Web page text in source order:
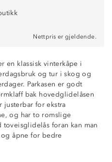
Nettpris er gjeldende.
en klassisk vinterkåpe i
og tur i skog og
Parkasen er godt
bak hovedglidelåsen
justerbar for ekstra
og har to romslige
foran kan man
åpne for bedre